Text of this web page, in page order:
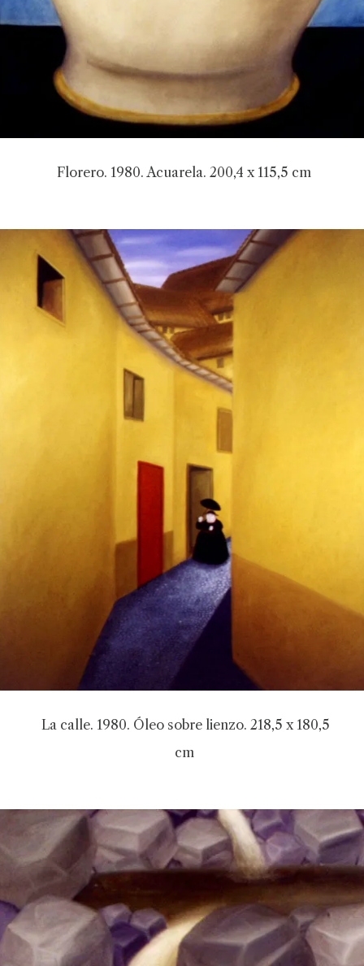
Florero. 1980. Acuarela. 200,4 x 115,5 cm
La calle. 1980. Óleo sobre lienzo. 218,5 x 180,5
cm